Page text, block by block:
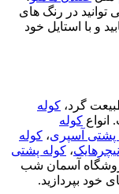
توانید در رنگ های
و با استایل خود
گرد، کوله
کوله
پشتی آسپری، کوله
، کوله پشتی
آسمان شب
خود بپردازید.